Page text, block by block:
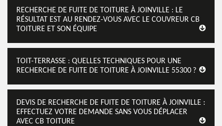
RECHERCHE DE FUITE DE TOITURE À JOINVILLE : LE
RÉSULTAT EST AU RENDEZ-VOUS AVEC LE COUVREUR CB
TOITURE ET SON ÉQUIPE
TOIT-TERRASSE : QUELLES TECHNIQUES POUR UNE
RECHERCHE DE FUITE DE TOITURE À JOINVILLE 55300 ?
DEVIS DE RECHERCHE DE FUITE DE TOITURE À JOINVILLE :
EFFECTUEZ VOTRE DEMANDE SANS VOUS DÉPLACER
AVEC CB TOITURE